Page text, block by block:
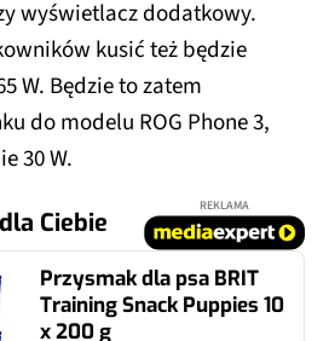
wyświetlacz dodatkowy.
kusić też będzie
W. Będzie to zatem
do modelu ROG Phone 3,
30 W.
Ciebie
REKLAMA
Przysmak dla psa BRIT
Training Snack Puppies 10
x 200 g